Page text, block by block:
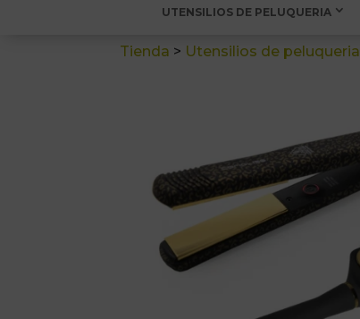
UTENSILIOS DE PELUQUERIA
Tienda > Utensilios de peluqueria